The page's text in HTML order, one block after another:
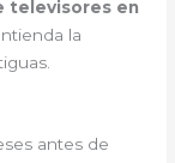
televisores en
la
antes de